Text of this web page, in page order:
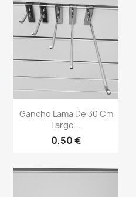
Vista rápida
Gancho Lama De 30 Cm
Largo...
0,50 €